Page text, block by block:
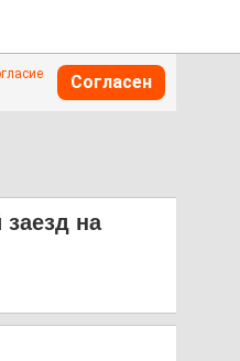
Согласен
на